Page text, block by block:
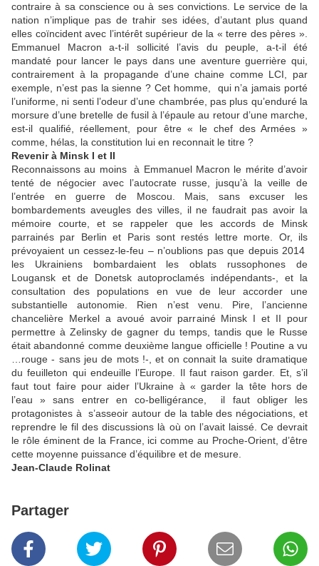
contraire à sa conscience ou à ses convictions. Le service de la
nation n’implique pas de trahir ses idées, d’autant plus quand
elles coïncident avec l’intérêt supérieur de la « terre des pères ».
Emmanuel Macron a-t-il sollicité l’avis du peuple, a-t-il été
mandaté pour lancer le pays dans une aventure guerrière qui,
contrairement à la propagande d’une chaine comme LCI, par
exemple, n’est pas la sienne ? Cet homme, qui n’a jamais porté
l’uniforme, ni senti l’odeur d’une chambrée, pas plus qu’enduré la
morsure d’une bretelle de fusil à l’épaule au retour d’une marche,
est-il qualifié, réellement, pour être « le chef des Armées »
comme, hélas, la constitution lui en reconnait le titre ?
Revenir à Minsk I et II
Reconnaissons au moins à Emmanuel Macron le mérite d’avoir
tenté de négocier avec l’autocrate russe, jusqu’à la veille de
l’entrée en guerre de Moscou. Mais, sans excuser les
bombardements aveugles des villes, il ne faudrait pas avoir la
mémoire courte, et se rappeler que les accords de Minsk
parrainés par Berlin et Paris sont restés lettre morte. Or, ils
prévoyaient un cessez-le-feu – n’oublions pas que depuis 2014
les Ukrainiens bombardaient les oblats russophones de
Lougansk et de Donetsk autoproclamés indépendants-, et la
consultation des populations en vue de leur accorder une
substantielle autonomie. Rien n’est venu. Pire, l’ancienne
chancelière Merkel a avoué avoir parrainé Minsk I et II pour
permettre à Zelinsky de gagner du temps, tandis que le Russe
était abandonné comme deuxième langue officielle ! Poutine a vu
…rouge - sans jeu de mots !-, et on connait la suite dramatique
du feuilleton qui endeuille l’Europe. Il faut raison garder. Et, s’il
faut tout faire pour aider l’Ukraine à « garder la tête hors de
l’eau » sans entrer en co-belligérance, il faut obliger les
protagonistes à s’asseoir autour de la table des négociations, et
reprendre le fil des discussions là où on l’avait laissé. Ce devrait
le rôle éminent de la France, ici comme au Proche-Orient, d’être
cette moyenne puissance d’équilibre et de mesure.
Jean-Claude Rolinat
Partager